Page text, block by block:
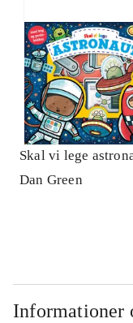
Skal vi lege
Dan Green
Informationer